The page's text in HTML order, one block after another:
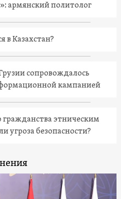
армянский политолог
в Казахстан?
сопровождалось
кампанией
гражданства этническим
угроза безопасности?